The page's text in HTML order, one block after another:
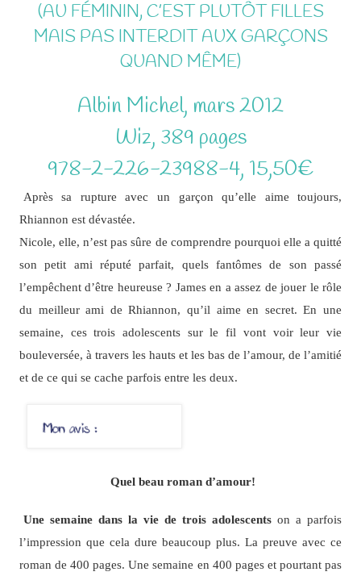
(AU FÉMININ, C’EST PLUTÔT FILLES
MAIS PAS INTERDIT AUX GARÇONS
QUAND MÊME)
Albin Michel, mars 2012
Wiz, 389 pages
978-2-226-23988-4, 15,50€
Après sa rupture avec un garçon qu’elle aime toujours,
Rhiannon est dévastée.
Nicole, elle, n’est pas sûre de comprendre pourquoi elle a quitté
son petit ami réputé parfait, quels fantômes de son passé
l’empêchent d’être heureuse ? James en a assez de jouer le rôle
du meilleur ami de Rhiannon, qu’il aime en secret. En une
semaine, ces trois adolescents sur le fil vont voir leur vie
bouleversée, à travers les hauts et les bas de l’amour, de l’amitié
et de ce qui se cache parfois entre les deux.
Quel beau roman d’amour!
Une semaine dans la vie de trois adolescents on a parfois
l’impression que cela dure beaucoup plus. La preuve avec ce
roman de 400 pages. Une semaine en 400 pages et pourtant pas